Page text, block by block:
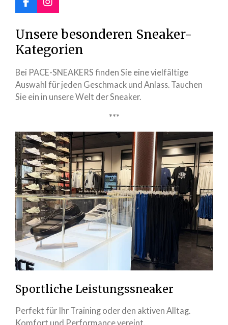
F
a
e
o
k
I
n
t
g
a
m
Unsere besonderen Sneaker-
Kategorien
Bei PACE-SNEAKERS finden Sie eine vielfältige
Auswahl für jeden Geschmack und Anlass. Tauchen
Sie ein in unsere Welt der Sneaker.
***
Sportliche Leistungssneaker
Perfekt für Ihr Training oder den aktiven Alltag.
Komfort und Performance vereint.